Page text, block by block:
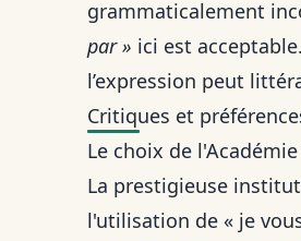
grammaticalement
par » ici est
l’expression peut
Critiques et
Le choix de
La prestigieuse
l'utilisation de « je